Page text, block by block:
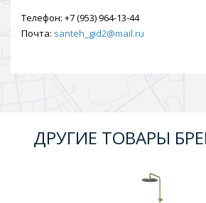
Телефон: +7 (953) 964-13-44
Почта: santeh_gid2@mail.ru
ДРУГИЕ ТОВАРЫ